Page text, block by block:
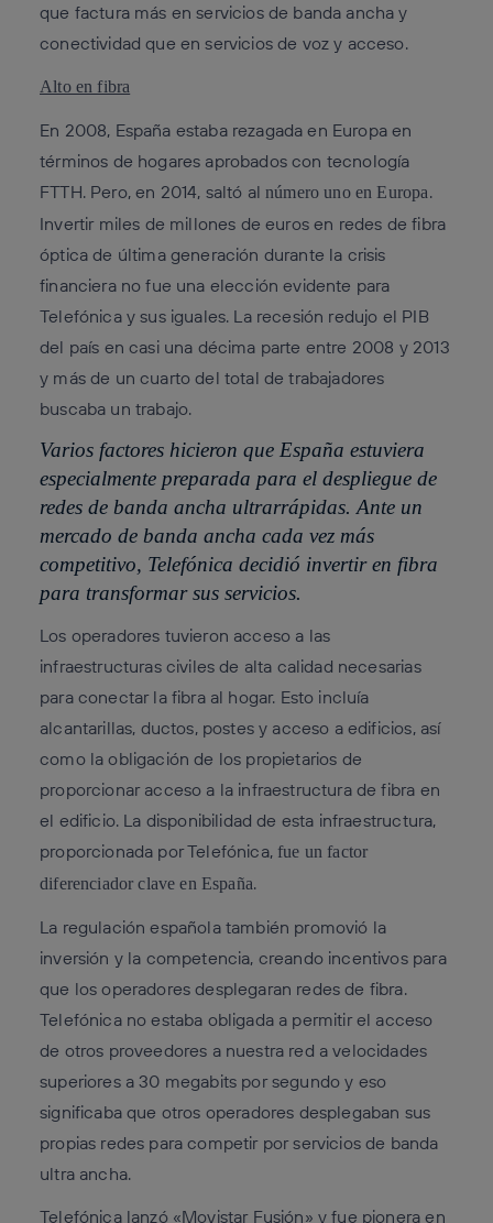
que factura más en servicios de banda ancha y
conectividad que en servicios de voz y acceso.
Alto en fibra
En 2008, España estaba rezagada en Europa en
términos de hogares aprobados con tecnología
FTTH. Pero, en 2014, saltó alnúmero uno en Europa.
Invertir miles de millones de euros en redes de fibra
óptica de última generación durante la crisis
financiera no fue una elección evidente para
Telefónica y sus iguales. La recesión redujo el PIB
del país en casi una décima parte entre 2008 y 2013
y más de un cuarto del total de trabajadores
buscaba un trabajo.
Varios factores hicieron que España estuviera
especialmente preparada para el despliegue de
redes de banda ancha ultrarrápidas. Ante un
mercado de banda ancha cada vez más
competitivo, Telefónica decidió invertir en fibra
para transformar sus servicios.
Los operadores tuvieron acceso a las
infraestructuras civiles de alta calidad necesarias
para conectar la fibra al hogar. Esto incluía
alcantarillas, ductos, postes y acceso a edificios, así
como la obligación de los propietarios de
proporcionar acceso a la infraestructura de fibra en
el edificio. La disponibilidad de esta infraestructura,
proporcionada por Telefónica, fue un factor
diferenciador clave en España.
La regulación española también promovió la
inversión y la competencia, creando incentivos para
que los operadores desplegaran redes de fibra.
Telefónica no estaba obligada a permitir el acceso
de otros proveedores a nuestra red a velocidades
superiores a 30 megabits por segundo y eso
significaba que otros operadores desplegaban sus
propias redes para competir por servicios de banda
ultra ancha.
Telefónica lanzó «Movistar Fusión» y fue pionera en